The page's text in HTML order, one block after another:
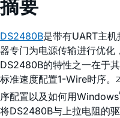
摘要
DS2480B是带有UART主
器专门为电源传输进行优化
DS2480B的特性之一在于
标准速度配置1-Wire时序。
序配置以及如何用Windows
将DS2480B与上拉电阻的